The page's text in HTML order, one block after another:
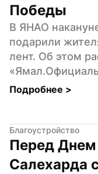
Победы
В ЯНАО
подарили
лент. Об этом
Подробнее >
Благоустройство
Перед
Салехарда